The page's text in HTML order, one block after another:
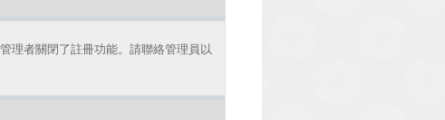
理者關閉了註冊功能。請聯絡管理員以